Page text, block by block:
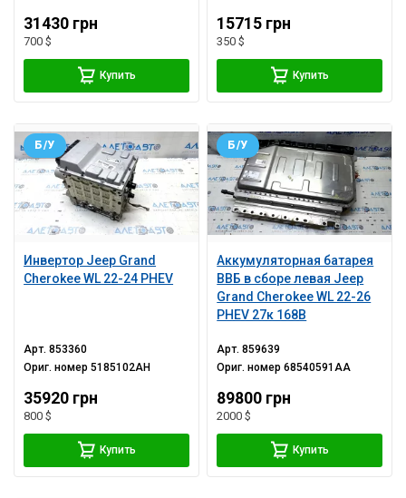
31430 грн
700 $
Купить
15715 грн
350 $
Купить
Инвертор Jeep Grand
Cherokee WL 22-24 PHEV
Б/У
Арт.853360
Ориг. номер5185102AH
35920 грн
800 $
Купить
Аккумуляторная батарея
ВВБ в сборе левая Jeep
Grand Cherokee WL 22-26
PHEV 27к 168В
Б/У
Арт.859639
Ориг. номер68540591AA
89800 грн
2000 $
Купить